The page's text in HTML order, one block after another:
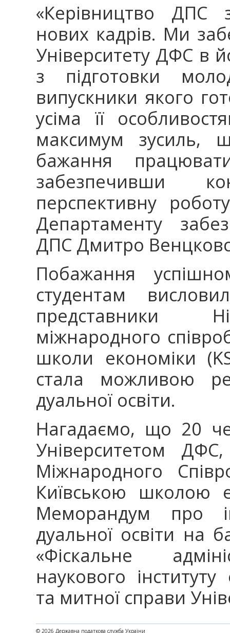
«Керівництво ДПС
нових кадрів. Ми
Університету ДФС в
з підготовки
випускники якого
усіма її
максимум зусиль,
бажання
забезпечивши
перспективну
Департаменту
ДПС Дмитро
Побажання
студентам
представники
міжнародного
школи економіки
стала можливою
дуальної освіти.
Нагадаємо, що 20
Університетом
Міжнародного
Київською школою
Меморандум про
дуальної освіти на
«Фіскальне
наукового
та митної справи
© 2026 Державна податкова служба України